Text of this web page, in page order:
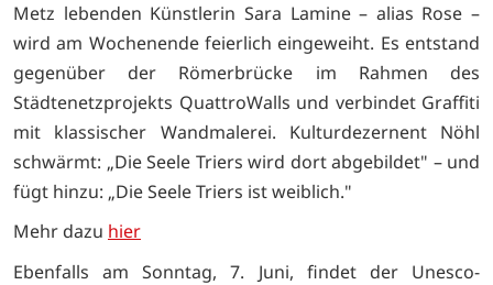
Metz lebenden Künstlerin Sara Lamine – alias Rose –
wird am Wochenende feierlich eingeweiht. Es entstand
gegenüber der Römerbrücke im Rahmen des
Städtenetzprojekts QuattroWalls und verbindet Graffiti
mit klassischer Wandmalerei. Kulturdezernent Nöhl
schwärmt: „Die Seele Triers wird dort abgebildet" – und
fügt hinzu: „Die Seele Triers ist weiblich."
Mehr dazu hier
Ebenfalls am Sonntag, 7. Juni, findet der Unesco-